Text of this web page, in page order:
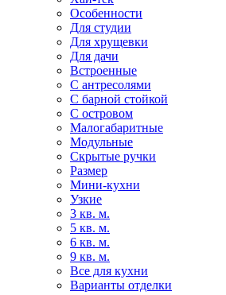
Особенности
Для студии
Для хрущевки
Для дачи
Встроенные
С антресолями
С барной стойкой
С островом
Малогабаритные
Модульные
Скрытые ручки
Размер
Мини-кухни
Узкие
3 кв. м.
5 кв. м.
6 кв. м.
9 кв. м.
Все для кухни
Варианты отделки